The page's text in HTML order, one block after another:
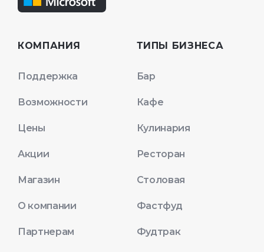
КОМПАНИЯ
Поддержка
Возможности
Цены
Акции
Магазин
О компании
Партнерам
ТИПЫ БИЗНЕСА
Бар
Кафе
Кулинария
Ресторан
Столовая
Фастфуд
Фудтрак